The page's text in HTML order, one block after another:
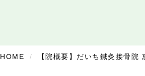
HOME 【院概要】だいち鍼灸接骨院